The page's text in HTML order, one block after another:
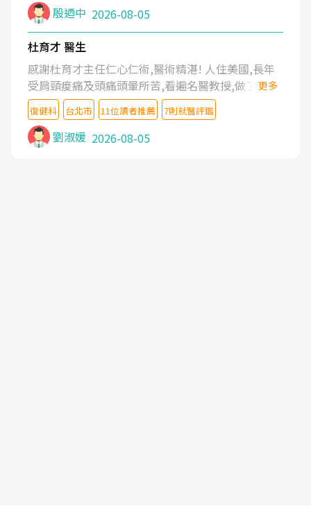
殷迺中 2026-08-05
杜育才 醫生
感謝杜育才主任仁心仁術,醫術精湛! 人住美國,長年
受肩頸痠痛及頭痛頭暈所苦,看遍名醫教授,做了各種
檢查,也嘗試過西醫打針,中醫針灸及物理徒手治療都
沒有用,後來連吃到嗎啡類止痛藥都效果有限,只是壓
症狀,沒多久就痛起來,多年失眠嚴重影響生活品質.
台灣親友介紹忠孝醫院杜育才主任是頸頭症候群專
更多
復健科 台北市 11位讀者推薦 7則就醫評鑑
劉淑媛 2026-08-05